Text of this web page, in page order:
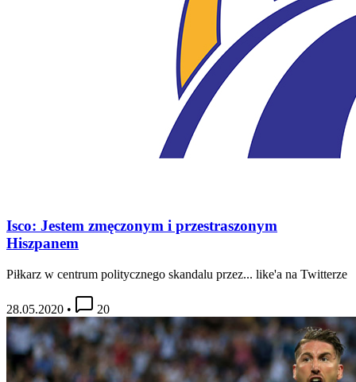
Isco: Jestem zmęczonym i przestraszonym
Hiszpanem
Piłkarz w centrum politycznego skandalu przez... like'a na Twitterze
28.05.2020 • 20